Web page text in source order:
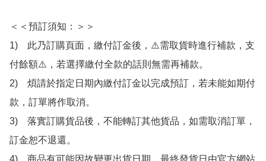
＜＜預訂須知：＞＞
1)　此乃訂購頁面，繳付訂金後，⚠️需取貨時進行補款，支
付餘額⚠️，若選擇繳付全款的話則無需再補款。
2)　煩請於指定日期內繳付訂金以完成預訂，若未能如期付
款，訂單將作取消。
3)　落實訂購貨品後，不能轉訂其他貨品，如需取消訂單，
訂金恕不退還。